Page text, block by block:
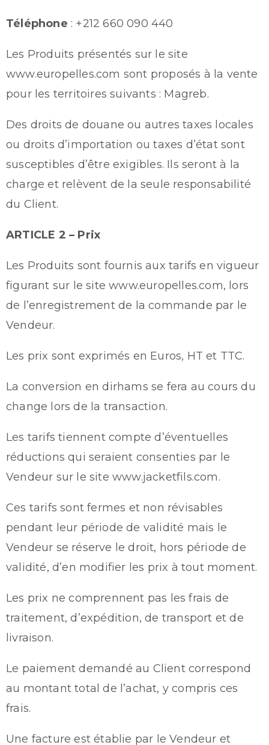
Téléphone : +212 660 090 440
Les Produits présentés sur le site
www.europelles.com sont proposés à la vente
pour les territoires suivants : Magreb.
Des droits de douane ou autres taxes locales
ou droits d’importation ou taxes d’état sont
susceptibles d’être exigibles. Ils seront à la
charge et relèvent de la seule responsabilité
du Client.
ARTICLE 2 – Prix
Les Produits sont fournis aux tarifs en vigueur
figurant sur le site www.europelles.com, lors
de l’enregistrement de la commande par le
Vendeur.
Les prix sont exprimés en Euros, HT et TTC.
La conversion en dirhams se fera au cours du
change lors de la transaction.
Les tarifs tiennent compte d’éventuelles
réductions qui seraient consenties par le
Vendeur sur le site www.jacketfils.com.
Ces tarifs sont fermes et non révisables
pendant leur période de validité mais le
Vendeur se réserve le droit, hors période de
validité, d’en modifier les prix à tout moment.
Les prix ne comprennent pas les frais de
traitement, d’expédition, de transport et de
livraison.
Le paiement demandé au Client correspond
au montant total de l’achat, y compris ces
frais.
Une facture est établie par le Vendeur et